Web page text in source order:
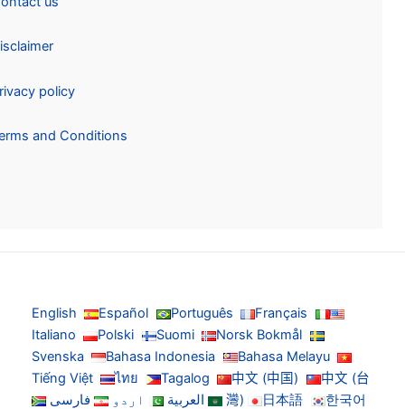
Disclaimer
Privacy policy
Terms and Conditions
English Español Português
Français
Italiano
Polski Suomi
Norsk Bokmål
Svenska
Bahasa Indonesia
Bahasa Melayu
Tiếng Việt
ไทย Tagalog 中文 (中国)
中文 (台
灣)
日本語 한국어 العربية اردو
فارسی